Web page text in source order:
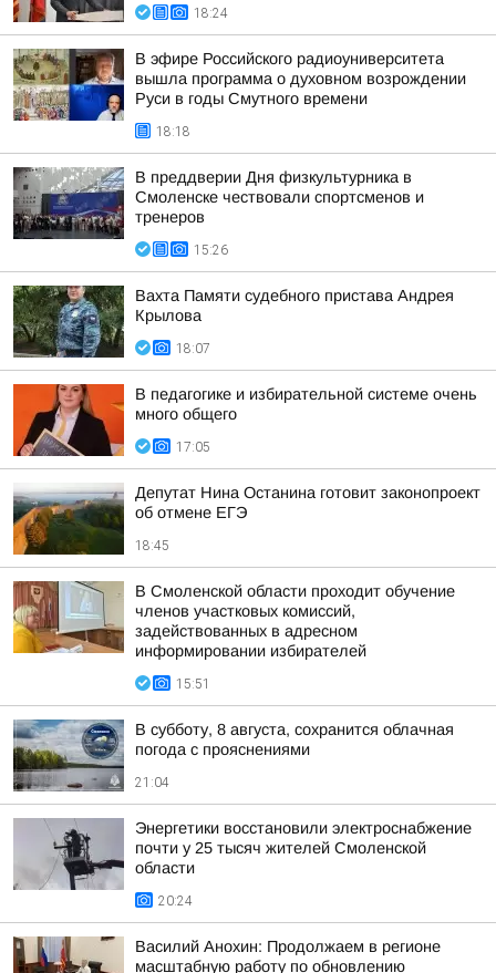
18:24
В эфире Российского радиоуниверситета
вышла программа о духовном возрождении
Руси в годы Смутного времени
18:18
В преддверии Дня физкультурника в
Смоленске чествовали спортсменов и
тренеров
15:26
Вахта Памяти судебного пристава Андрея
Крылова
18:07
В педагогике и избирательной системе очень
много общего
17:05
Депутат Нина Останина готовит законопроект
об отмене ЕГЭ
18:45
В Смоленской области проходит обучение
членов участковых комиссий,
задействованных в адресном
информировании избирателей
15:51
В субботу, 8 августа, сохранится облачная
погода с прояснениями
21:04
Энергетики восстановили электроснабжение
почти у 25 тысяч жителей Смоленской
области
20:24
Василий Анохин: Продолжаем в регионе
масштабную работу по обновлению